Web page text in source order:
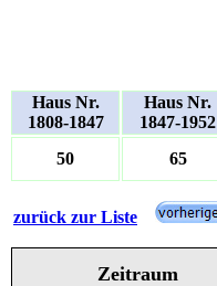
Haus Nr.
1808-1847
Haus Nr.
1847-1952
50
65
zurück zur Liste
Zeitraum